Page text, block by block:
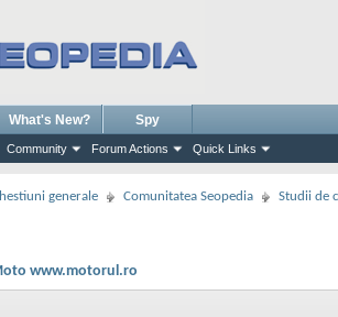
Community Forum Actions Quick Links
What's New? Spy
generale Comunitatea Seopedia Studii de
www.motorul.ro